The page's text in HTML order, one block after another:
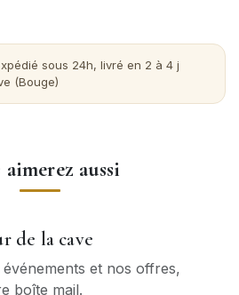
sous 24h, livré en 2 à 4 j
(Bouge)
aimerez aussi
de la cave
et nos offres,
boîte mail.